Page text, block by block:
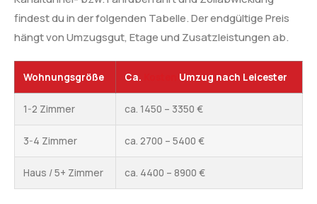
findest du in der folgenden Tabelle. Der endgültige Preis
hängt von Umzugsgut, Etage und Zusatzleistungen ab.
Wohnungsgröße Ca. Umzug nach Leicester
1-2 Zimmer ca. 1450 – 3350 €
3-4 Zimmer ca. 2700 – 5400 €
Haus / 5+ Zimmer ca. 4400 – 8900 €